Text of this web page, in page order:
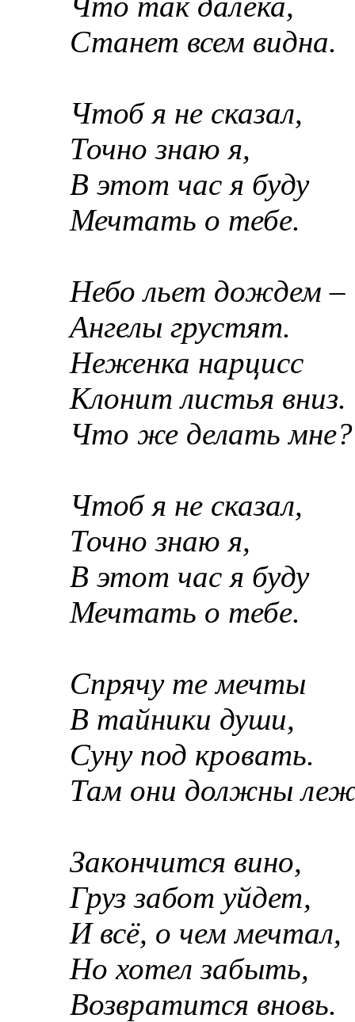
Станет всем видна.
Чтоб я не сказал,
Точно знаю я,
В этот час я буду
Мечтать о тебе.
Небо льет дождем –
Ангелы грустят.
Неженка нарцисс
Клонит листья вниз.
Что же делать мне?
Чтоб я не сказал,
Точно знаю я,
В этот час я буду
Мечтать о тебе.
Спрячу те мечты
В тайники души,
Суну под кровать.
Там они должны
Закончится вино,
Груз забот уйдет,
И всё, о чем мечтал,
Но хотел забыть,
Возвратится вновь.